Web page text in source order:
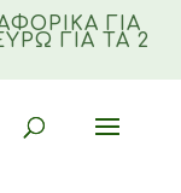
ΓΙΑ
ΓΙΑ ΤΑ 2